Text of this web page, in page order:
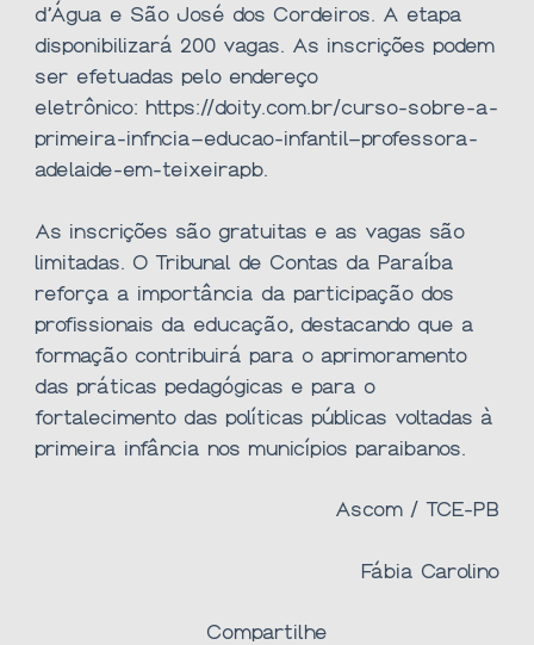
d’Água e São José dos Cordeiros. A etapa
disponibilizará 200 vagas. As inscrições podem
ser efetuadas pelo endereço
eletrônico: https://doity.com.br/curso-sobre-a-
primeira-infncia–educao-infantil–professora-
adelaide-em-teixeirapb.
As inscrições são gratuitas e as vagas são
limitadas. O Tribunal de Contas da Paraíba
reforça a importância da participação dos
profissionais da educação, destacando que a
formação contribuirá para o aprimoramento
das práticas pedagógicas e para o
fortalecimento das políticas públicas voltadas à
primeira infância nos municípios paraibanos.
Ascom / TCE-PB
Fábia Carolino
Compartilhe